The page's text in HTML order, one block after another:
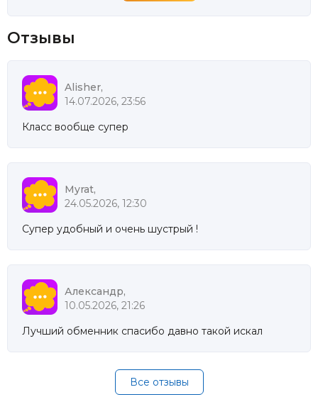
Отзывы
Alisher,
14.07.2026, 23:56
Класс вообще супер
Myrat,
24.05.2026, 12:30
Супер удобный и очень шустрый !
Александр,
10.05.2026, 21:26
Лучший обменник спасибо давно такой искал
Все отзывы